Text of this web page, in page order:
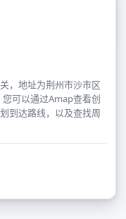
，地址为荆州市沙市区
您可以通过Amap查看创
到达路线，以及查找周